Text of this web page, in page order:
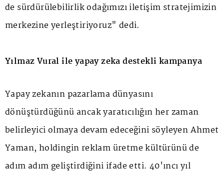
de sürdürülebilirlik odağımızı iletişim stratejimizin
merkezine yerleştiriyoruz" dedi.
Yılmaz Vural ile yapay zeka destekli kampanya
Yapay zekanın pazarlama dünyasını
dönüştürdüğünü ancak yaratıcılığın her zaman
belirleyici olmaya devam edeceğini söyleyen Ahmet
Yaman, holdingin reklam üretme kültürünü de
adım adım geliştirdiğini ifade etti. 40'ıncı yıl